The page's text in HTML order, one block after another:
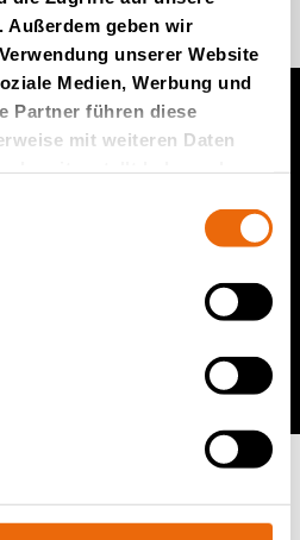
Außerdem geben wir
unserer Website
Medien, Werbung und
Partner führen diese
mit weiteren Daten
darüber
aus Ihrem